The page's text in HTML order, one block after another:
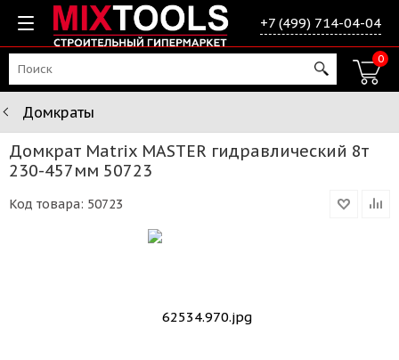
+7 (499) 714-04-04
0
Домкраты
Домкрат Matrix MASTER гидравлический 8т
230-457мм 50723
Код товара: 50723